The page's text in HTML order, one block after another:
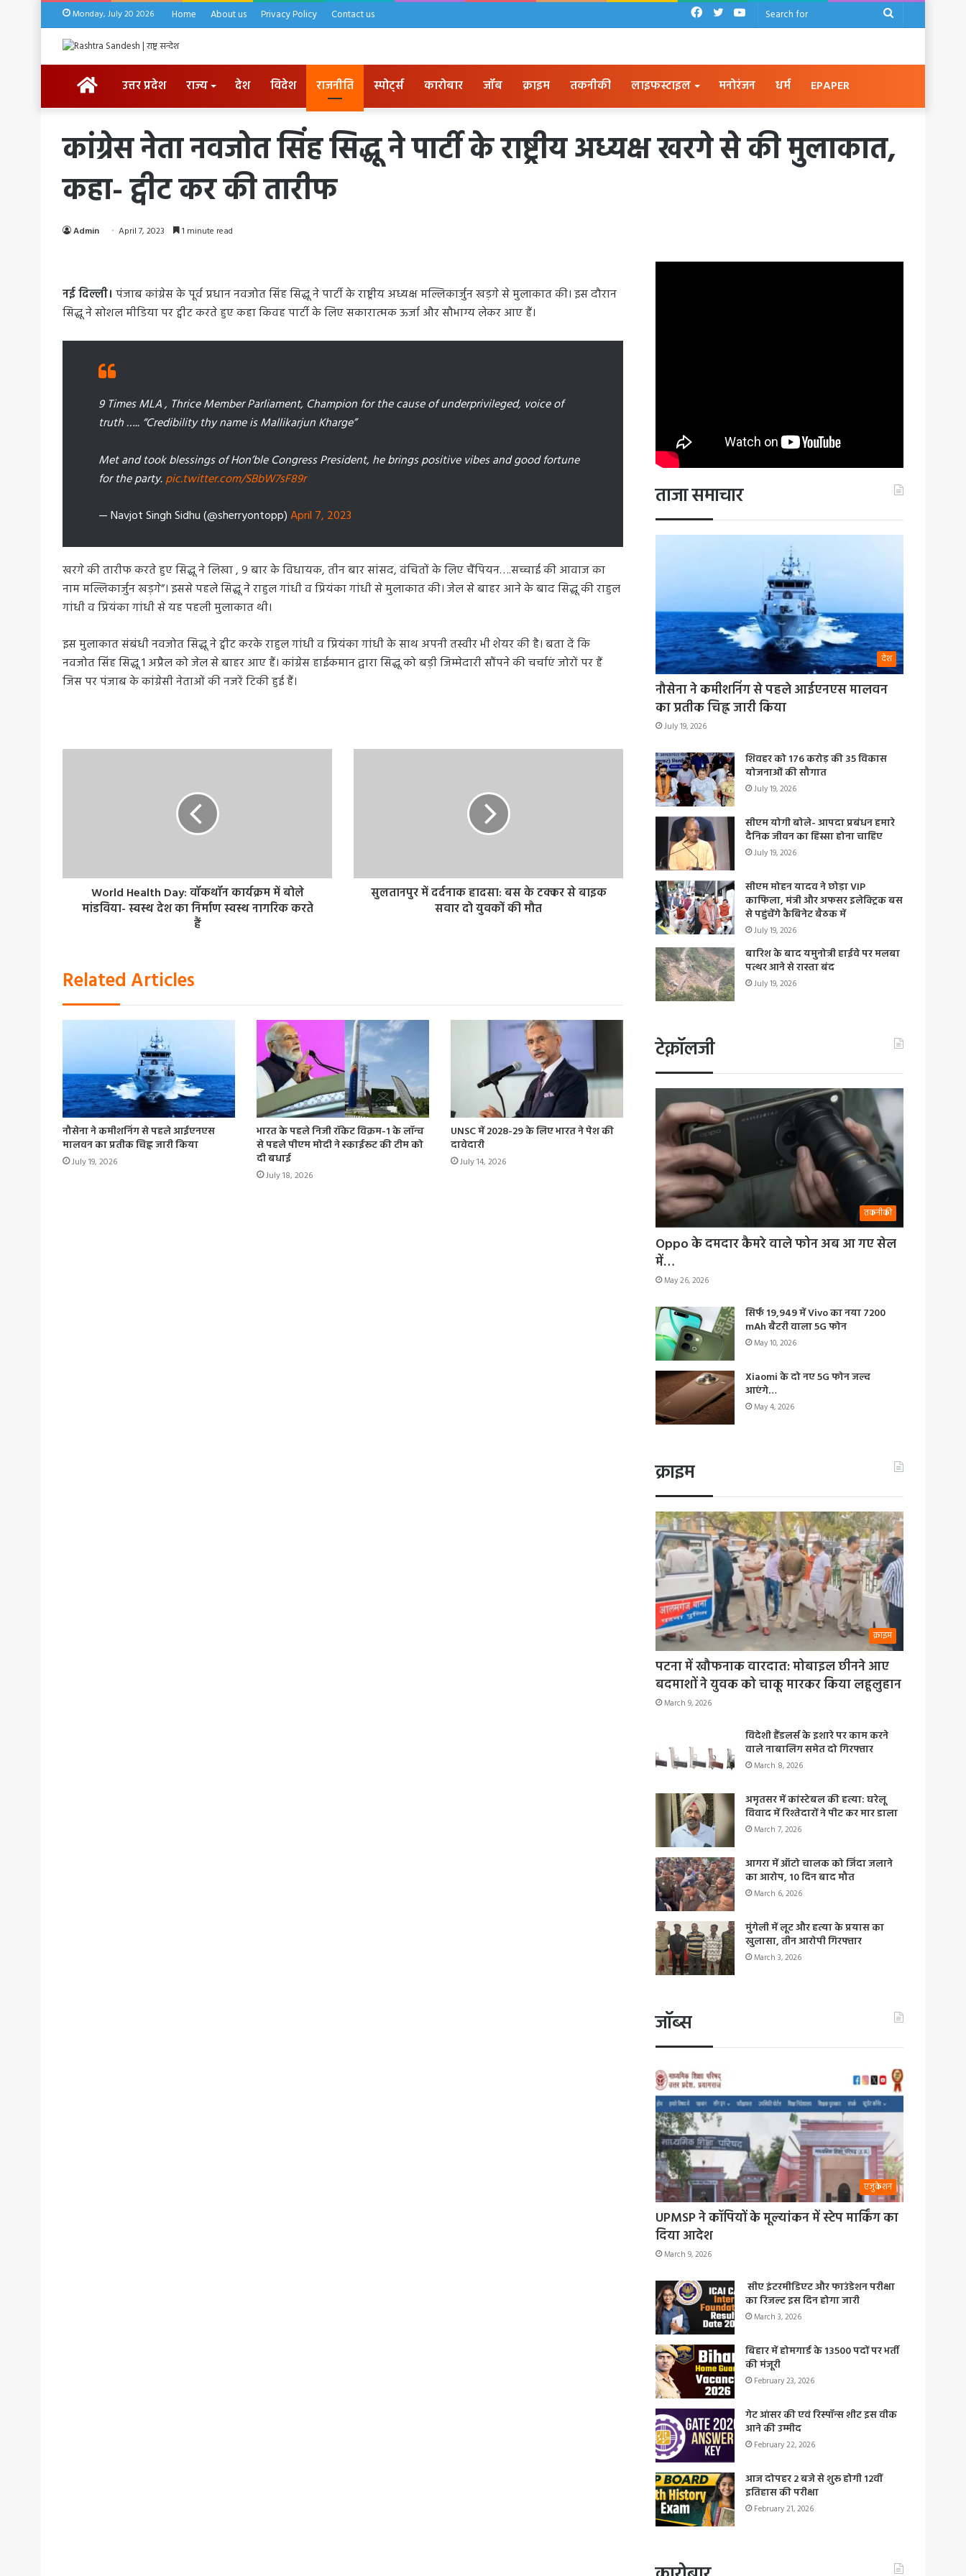
Monday, July 20 2026 Home About us Privacy Policy Contact us
Search
YouTube
Twitter
Facebook
HOMEउत्तर प्रदेश राज्य देश विदेश राजनीति स्पोर्ट्स कारोबार जॉब क्राइम तकनीकी लाइफस्टाइल मनोरंजन धर्म EPAPER
कांग्रेस नेता नवजोत सिंह सिद्धू ने पार्टी के राष्ट्रीय अध्यक्ष खरगे से की मुलाकात,
कहा- ट्वीट कर की तारीफ
Admin April 7, 2023 1 minute read
नई दिल्ली। पंजाब कांग्रेस के पूर्व प्रधान नवजोत सिंह सिद्धू ने पार्टी के राष्ट्रीय अध्यक्ष मल्लिकार्जुन खड़गे से मुलाकात की। इस दौरान
सिद्धू ने सोशल मीडिया पर ट्वीट करते हुए कहा किवह पार्टी के लिए सकारात्मक ऊर्जा और सौभाग्य लेकर आए हैं।
9 Times MLA , Thrice Member Parliament, Champion for the cause of underprivileged, voice of
truth ….. “Credibility thy name is Mallikarjun Kharge”
Met and took blessings of Hon’ble Congress President, he brings positive vibes and good fortune
for the party.pic.twitter.com/SBbW7sF89r
— Navjot Singh Sidhu (@sherryontopp)April 7, 2023
खरगे की तारीफ करते हुए सिद्धू ने लिखा , 9 बार के विधायक, तीन बार सांसद, वंचितों के लिए चैंपियन….सच्चाई की आवाज का
नाम मल्लिकार्जुन खड़गे”। इससे पहले सिद्धू ने राहुल गांधी व प्रियंका गांधी से मुलाकात की। जेल से बाहर आने के बाद सिद्धू की राहुल
गांधी व प्रियंका गांधी से यह पहली मुलाकात थी।
इस मुलाकात संबंधी नवजोत सिद्धू ने ट्वीट करके राहुल गांधी व प्रियंका गांधी के साथ अपनी तस्वीर भी शेयर की है। बता दें कि
नवजोत सिंह सिद्धू 1 अप्रैल को जेल से बाहर आए हैं। कांग्रेस हाईकमान द्वारा सिद्धू को बड़ी जिम्मेदारी सौंपने की चर्चाएं जोरों पर हैं
जिस पर पंजाब के कांग्रेसी नेताओं की नजरें टिकी हुई हैं।
World Health Day: वॉकथॉन कार्यक्रम में बोले
मांडविया- स्वस्थ देश का निर्माण स्वस्थ नागरिक करते
हैं
सुलतानपुर में दर्दनाक हादसा: बस के टक्कर से बाइक
सवार दो युवकों की मौत
Related Articles
नौसेना ने कमीशनिंग से पहले आईएनएस
मालवन का प्रतीक चिह्न जारी किया
July 19, 2026
भारत के पहले निजी रॉकेट विक्रम-1 के लॉन्च
से पहले पीएम मोदी ने स्काईरूट की टीम को
दी बधाई
July 18, 2026
UNSC में 2028-29 के लिए भारत ने पेश की
दावेदारी
July 14, 2026
ताजा समाचार
देश
नौसेना ने कमीशनिंग से पहले आईएनएस मालवन
का प्रतीक चिह्न जारी किया
July 19, 2026
शिवहर को 176 करोड़ की 35 विकास
योजनाओं की सौगात
July 19, 2026
सीएम योगी बोले- आपदा प्रबंधन हमारे
दैनिक जीवन का हिस्सा होना चाहिए
July 19, 2026
सीएम मोहन यादव ने छोड़ा VIP
काफिला, मंत्री और अफसर इलेक्ट्रिक बस
से पहुंचेंगे कैबिनेट बैठक में
July 19, 2026
बारिश के बाद यमुनोत्री हाईवे पर मलबा
पत्थर आने से रास्ता बंद
July 19, 2026
टेक्नॉलजी
तकनीकी
Oppo के दमदार कैमरे वाले फोन अब आ गए सेल
में…
May 26, 2026
सिर्फ 19,949 में Vivo का नया 7200
mAh बैटरी वाला 5G फोन
May 10, 2026
Xiaomi के दो नए 5G फोन जल्द
आएंगे…
May 4, 2026
क्राइम
क्राइम
पटना में खौफनाक वारदात: मोबाइल छीनने आए
बदमाशों ने युवक को चाकू मारकर किया लहूलुहान
March 9, 2026
विदेशी हैंडलर्स के इशारे पर काम करने
वाले नाबालिग समेत दो गिरफ्तार
March 8, 2026
अमृतसर में कांस्टेबल की हत्या: घरेलू
विवाद में रिश्तेदारों ने पीट कर मार डाला
March 7, 2026
आगरा में ऑटो चालक को जिंदा जलाने
का आरोप, 10 दिन बाद मौत
March 6, 2026
मुंगेली में लूट और हत्या के प्रयास का
खुलासा, तीन आरोपी गिरफ्तार
March 3, 2026
जॉब्स
एजुकेशन
UPMSP ने कॉपियों के मूल्यांकन में स्टेप मार्किंग का
दिया आदेश
March 9, 2026
सीए इंटरमीडिएट और फाउंडेशन परीक्षा
का रिजल्ट इस दिन होगा जारी
March 3, 2026
बिहार में होमगार्ड के 13500 पदों पर भर्ती
की मंजूरी
February 23, 2026
गेट आंसर की एवं रिस्पॉन्स शीट इस वीक
आने की उम्मीद
February 22, 2026
आज दोपहर 2 बजे से शुरू होगी 12वीं
इतिहास की परीक्षा
February 21, 2026